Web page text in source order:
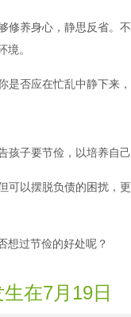
修养身心，静思反省。
境。
是否应在忙乱中静下来
孩子要节俭，以培养自己
可以摆脱负债的困扰，
想过节俭的好处呢？
在7月19日